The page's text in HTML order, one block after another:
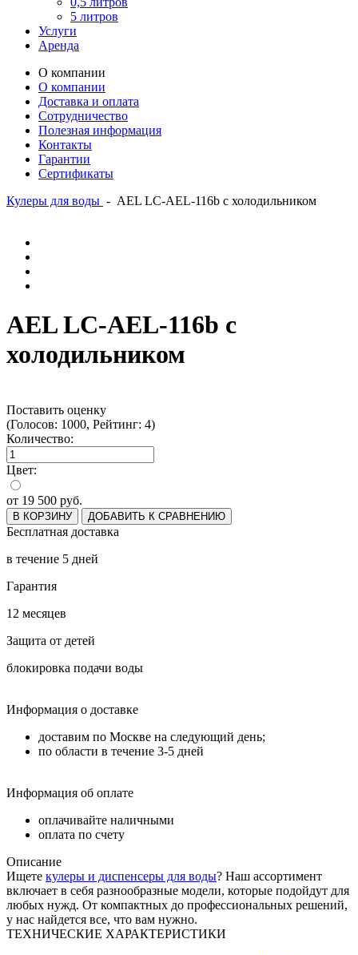
5 литров
Услуги
Аренда
О компании
О компании
Доставка и оплата
Сотрудничество
Полезная информация
Контакты
Гарантии
Сертификаты
Кулеры для воды - AEL LC-AEL-116b с холодильником
AEL LC-AEL-116b с
холодильником
Поставить оценку
(Голосов: 1000, Рейтинг: 4)
Количество:
Цвет:
от 19 500 руб.
В КОРЗИНУ ДОБАВИТЬ К СРАВНЕНИЮ
Бесплатная доставка
в течение 5 дней
Гарантия
12 месяцев
Защита от детей
блокировка подачи воды
Информация о доставке
доставим по Москве на следующий день;
по области в течение 3-5 дней
Информация об оплате
оплачивайте наличными
оплата по счету
Описание
Ищете кулеры и диспенсеры для воды? Наш ассортимент
включает в себя разнообразные модели, которые подойдут для
любых нужд. От компактных до профессиональных решений,
у нас найдется все, что вам нужно.
ТЕХНИЧЕСКИЕ ХАРАКТЕРИСТИКИ